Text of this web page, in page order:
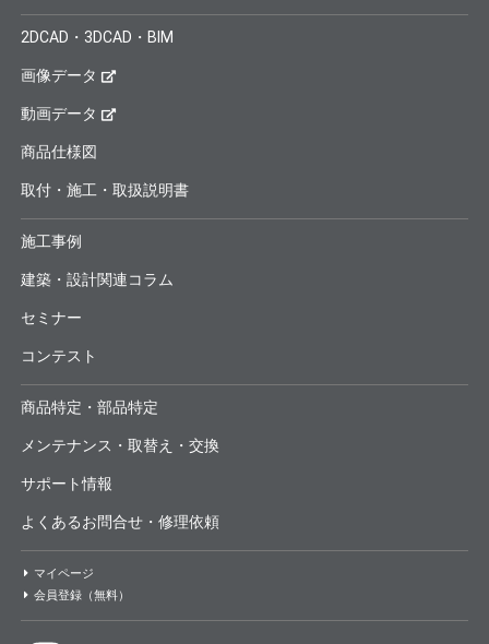
2DCAD・3DCAD・BIM
画像データ
動画データ
商品仕様図
取付・施工・取扱説明書
施工事例
建築・設計関連コラム
セミナー
コンテスト
商品特定・部品特定
メンテナンス・取替え・交換
サポート情報
よくあるお問合せ・修理依頼
マイページ
会員登録（無料）